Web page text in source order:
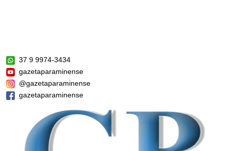
37 9 9974-3434
gazetaparaminense
@gazetaparaminense
gazetaparaminense